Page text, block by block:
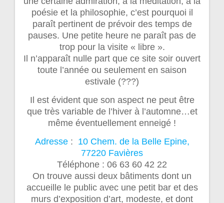
poésie et la philosophie, c’est pourquoi il
paraît pertinent de prévoir des temps de
pauses. Une petite heure ne paraît pas de
trop pour la visite « libre ».
Il n’apparaît nulle part que ce site soir ouvert
toute l’année ou seulement en saison
estivale (???)
Il est évident que son aspect ne peut être
que très variable de l’hiver à l’automne…et
même éventuellement enneigé !
Adresse: 10 Chem. de la Belle Epine,
77220 Favières
Téléphone : 06 63 60 42 22
On trouve aussi deux bâtiments dont un
accueille le public avec une petit bar et des
murs d’exposition d’art, modeste, et dont